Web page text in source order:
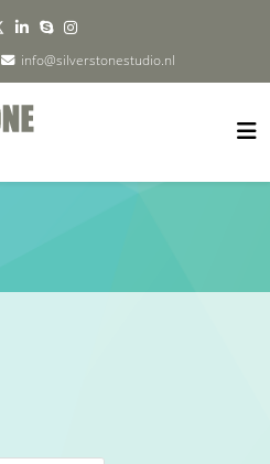
info@silverstonestudio.nl